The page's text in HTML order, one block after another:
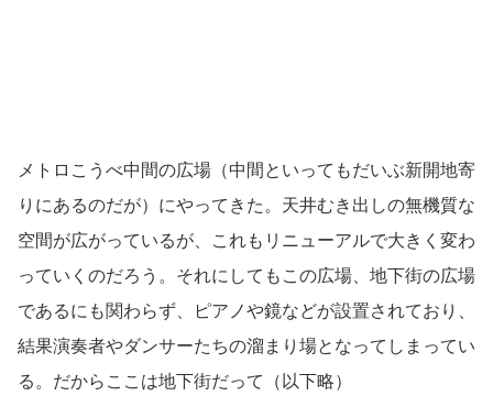
メトロこうべ中間の広場（中間といってもだいぶ新開地寄
りにあるのだが）にやってきた。天井むき出しの無機質な
空間が広がっているが、これもリニューアルで大きく変わ
っていくのだろう。それにしてもこの広場、地下街の広場
であるにも関わらず、ピアノや鏡などが設置されており、
結果演奏者やダンサーたちの溜まり場となってしまってい
る。だからここは地下街だって（以下略）